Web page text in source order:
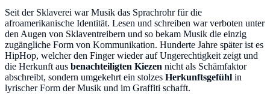
Seit der Sklaverei war Musik das Sprachrohr für die
afroamerikanische Identität. Lesen und schreiben war verboten unter
den Augen von Sklaventreibern und so bekam Musik die einzig
zugängliche Form von Kommunikation. Hunderte Jahre später ist es
HipHop, welcher den Finger wieder auf Ungerechtigkeit zeigt und
die Herkunft aus benachteiligten Kiezen nicht als Schämfaktor
abschreibt, sondern umgekehrt ein stolzes Herkunftsgefühl in
lyrischer Form der Musik und im Graffiti schafft.